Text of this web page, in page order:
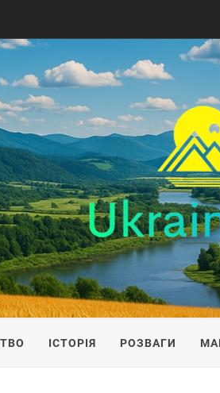
ІСТОРІЯ РОЗВАГИ